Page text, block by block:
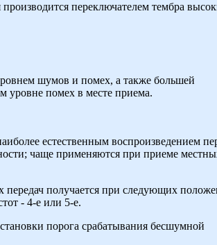
переключателем тембра
шумов и помех, а также большей
уровне помех в месте приема.
естественным воспроизведением
чаще применяются при приеме
передач получается при следующих
- 4-е или 5-е.
порога срабатывания бесшумной